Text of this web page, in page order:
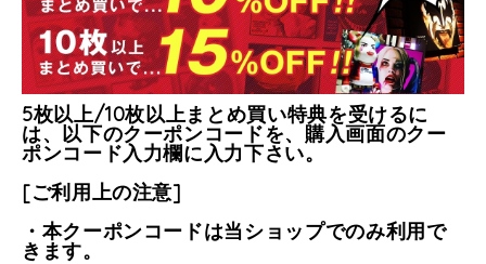
5枚以上/10枚以上まとめ買い特典を受けるに
は、以下のクーポンコードを、購入画面のクー
ポンコード入力欄に入力下さい。
[ご利用上の注意]
・本クーポンコードは当ショップでのみ利用で
きます。